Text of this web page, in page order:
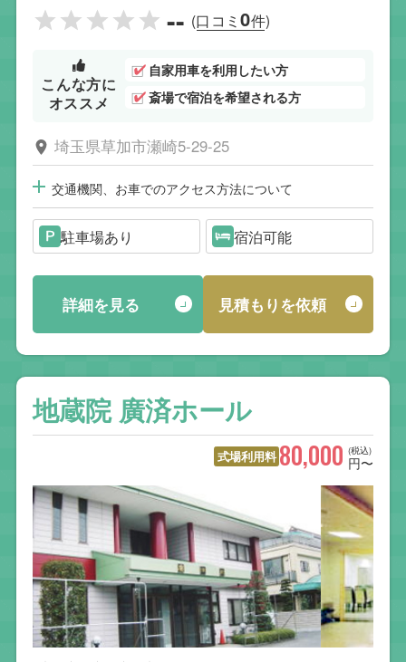
-- (口コミ0件)
こんな方に
オススメ
自家用車を利用したい方
斎場で宿泊を希望される方
埼玉県草加市瀬崎5-29-25
交通機関、お車でのアクセス方法について
駐車場あり 宿泊可能
詳細を見る 見積もりを依頼
地蔵院 廣済ホール
式場利用料 (税込)
80,000 円〜